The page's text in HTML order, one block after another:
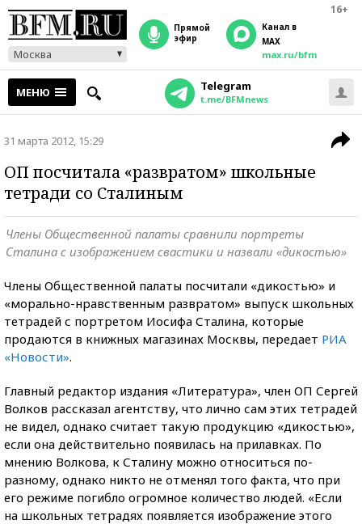
16+
Москва
прямой
эфир
Канал в
MAX
max.ru/bfm
МЕНЮ Telegram
t.me/BFMnews
31 марта 2012, 15:29
ОП посчитала «развратом» школьные
тетради со Сталиным
Члены Общественной палаты сравнили портреты
Сталина с изображением свастики и назвали «дикостью»
Члены Общественной палаты посчитали «дикостью» и
«морально-нравственным развратом» выпуск школьных
тетрадей с портретом Иосифа Сталина, которые
продаются в книжных магазинах Москвы, передает РИА
«Новости».
Главный редактор издания «Литература», член ОП Сергей
Волков рассказал агентству, что лично сам этих тетрадей
не видел, однако считает такую продукцию «дикостью»,
если она действительно появилась на прилавках. По
мнению Волкова, к Сталину можно относиться по-
разному, однако никто не отменял того факта, что при
его режиме погибло огромное количество людей. «Если
на школьных тетрадях появляется изображение этого